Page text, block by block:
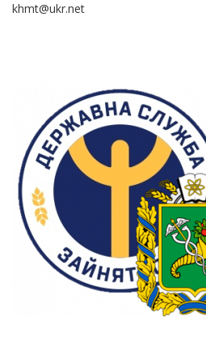
khmt@ukr.net